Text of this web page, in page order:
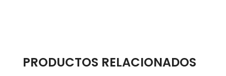
PRODUCTOS RELACIONADOS